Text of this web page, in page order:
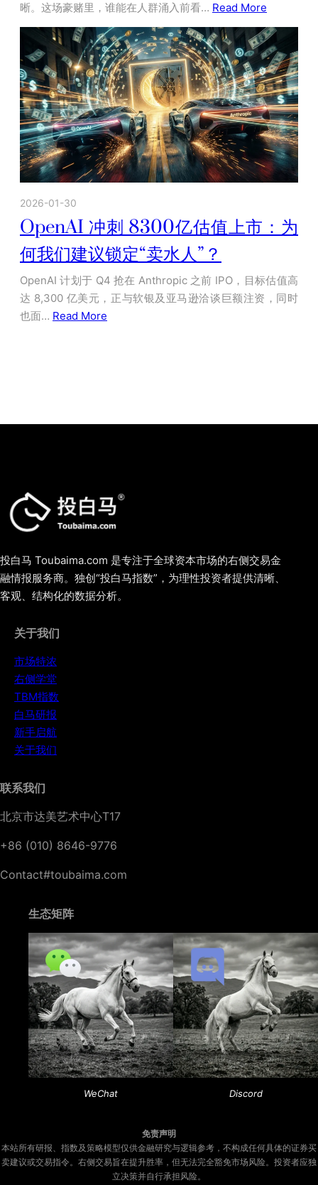
晰。这场豪赌里，谁能在人群涌入前看… Read More
2026-01-30
OpenAI 冲刺 8300亿估值上市：为
何我们建议锁定“卖水人”？
OpenAI 计划于 Q4 抢在 Anthropic 之前 IPO，目标估值高
达 8,300 亿美元，正与软银及亚马逊洽谈巨额注资，同时
也面… Read More
投白马 Toubaima.com 是专注于全球资本市场的右侧交易金
融情报服务商。独创“投白马指数”，为理性投资者提供清晰、
客观、结构化的数据分析。
关于我们
市场特浓
右侧学堂
TBM指数
白马研报
新手启航
关于我们
联系我们
北京市达美艺术中心T17
+86 (010) 8646-9776
Contact#toubaima.com
生态矩阵
WeChat Discord
免责声明
本站所有研报、指数及策略模型仅供金融研究与逻辑参考，不构成任何具体的证券买
卖建议或交易指令。右侧交易旨在提升胜率，但无法完全豁免市场风险。投资者应独
立决策并自行承担风险。